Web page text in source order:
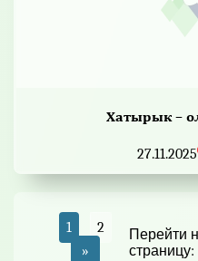
Хатырык –
27.11.2025
1
2
»
Перейти
страницу: